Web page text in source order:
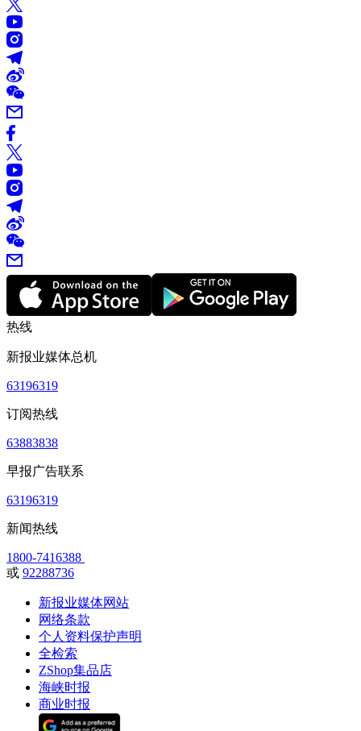
热线
新报业媒体总机
63196319
订阅热线
63883838
早报广告联系
63196319
新闻热线
1800-7416388
或 92288736
新报业媒体网站
网络条款
个人资料保护声明
全检索
ZShop集品店
海峡时报
商业时报